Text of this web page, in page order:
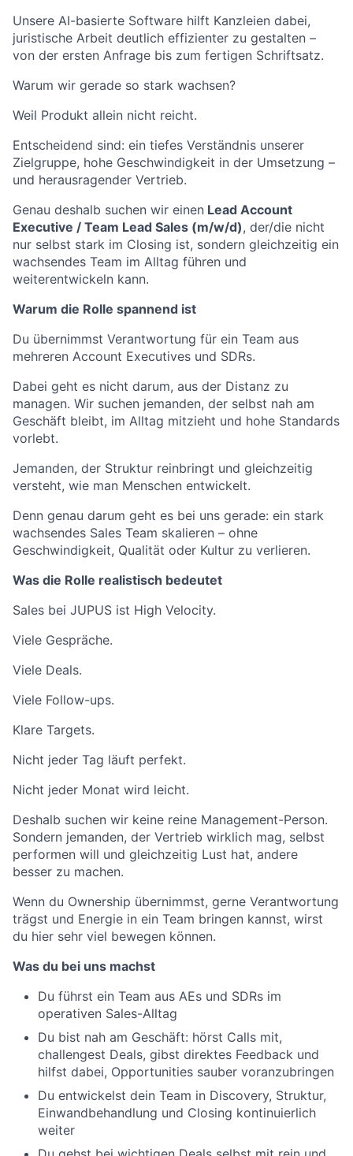
Unsere AI-basierte Software hilft Kanzleien dabei,
juristische Arbeit deutlich effizienter zu gestalten –
von der ersten Anfrage bis zum fertigen Schriftsatz.
Warum wir gerade so stark wachsen?
Weil Produkt allein nicht reicht.
Entscheidend sind: ein tiefes Verständnis unserer
Zielgruppe, hohe Geschwindigkeit in der Umsetzung –
und herausragender Vertrieb.
Genau deshalb suchen wir einen Lead Account
Executive / Team Lead Sales (m/w/d), der/die nicht
nur selbst stark im Closing ist, sondern gleichzeitig ein
wachsendes Team im Alltag führen und
weiterentwickeln kann.
Warum die Rolle spannend ist
Du übernimmst Verantwortung für ein Team aus
mehreren Account Executives und SDRs.
Dabei geht es nicht darum, aus der Distanz zu
managen. Wir suchen jemanden, der selbst nah am
Geschäft bleibt, im Alltag mitzieht und hohe Standards
vorlebt.
Jemanden, der Struktur reinbringt und gleichzeitig
versteht, wie man Menschen entwickelt.
Denn genau darum geht es bei uns gerade: ein stark
wachsendes Sales Team skalieren – ohne
Geschwindigkeit, Qualität oder Kultur zu verlieren.
Was die Rolle realistisch bedeutet
Sales bei JUPUS ist High Velocity.
Viele Gespräche.
Viele Deals.
Viele Follow-ups.
Klare Targets.
Nicht jeder Tag läuft perfekt.
Nicht jeder Monat wird leicht.
Deshalb suchen wir keine reine Management-Person.
Sondern jemanden, der Vertrieb wirklich mag, selbst
performen will und gleichzeitig Lust hat, andere
besser zu machen.
Wenn du Ownership übernimmst, gerne Verantwortung
trägst und Energie in ein Team bringen kannst, wirst
du hier sehr viel bewegen können.
Was du bei uns machst
Du führst ein Team aus AEs und SDRs im
operativen Sales-Alltag
Du bist nah am Geschäft: hörst Calls mit,
challengest Deals, gibst direktes Feedback und
hilfst dabei, Opportunities sauber voranzubringen
Du entwickelst dein Team in Discovery, Struktur,
Einwandbehandlung und Closing kontinuierlich
weiter